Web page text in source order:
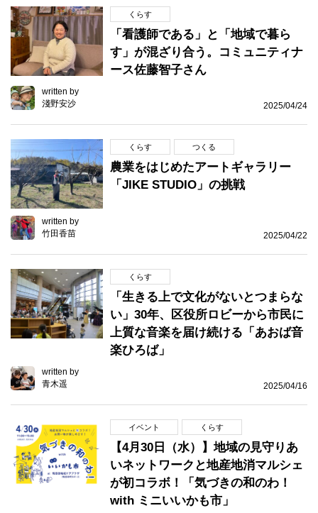
くらす
「看護師である」と「地域で暮ら
す」が混ざり合う。コミュニティナ
ース佐藤智子さん
written by
淺野安沙
2025/04/24
くらす つくる
農業をはじめたアートギャラリー
「JIKE STUDIO」の挑戦
written by
竹田香苗
2025/04/22
くらす
「生きる上で文化がないとつまらな
い」30年、区役所ロビーから市民に
上質な音楽を届け続ける「あおば音
楽ひろば」
written by
青木遥
2025/04/16
イベント くらす
【4月30日（水）】地域の見守りあ
いネットワークと地産地消マルシェ
が初コラボ！「気づきの和のわ！
with ミニいいかも市」